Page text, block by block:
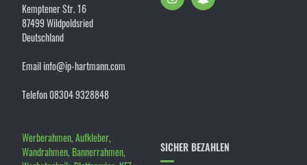
Kemptener Str. 16
87499 Wildpoldsried
Deutschland
Email info@ip-hartmann.com
Telefon 08304 9328848
Werberahmen, Aufkleber,
Wandrahmen, Bannerrahmen,
SICHER BEZAHLEN